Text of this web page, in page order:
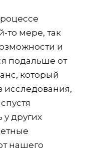
то мере, так
и
подальше от
который
исследования,
у других
нашего